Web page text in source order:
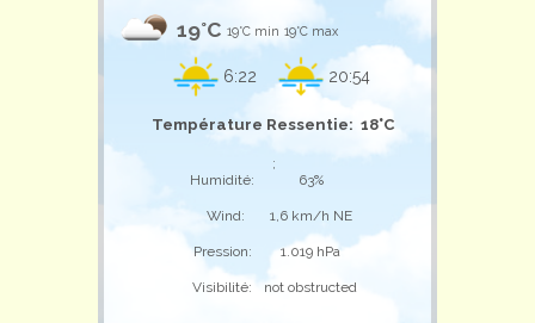
19°C 19°C min 19°C max
6:22 20:54
Température Ressentie: 18°C
;
Humidité:
63%
Wind: 1,6 km/h NE
Pression: 1.019 hPa
Visibilité: not obstructed